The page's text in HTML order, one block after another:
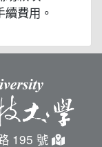
費用。
195 號